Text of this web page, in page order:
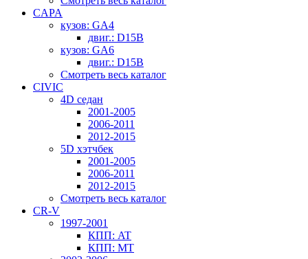
CAPA
кузов: GA4
двиг.: D15B
кузов: GA6
двиг.: D15B
Смотреть весь каталог
CIVIC
4D седан
2001-2005
2006-2011
2012-2015
5D хэтчбек
2001-2005
2006-2011
2012-2015
Смотреть весь каталог
CR-V
1997-2001
КПП: AT
КПП: MT